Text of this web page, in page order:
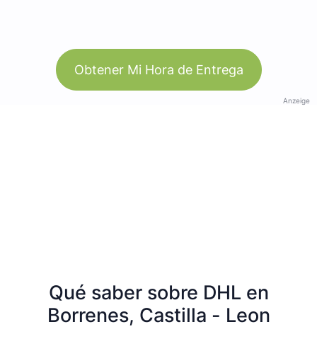
Obtener Mi Hora de Entrega
Anzeige
Qué saber sobre DHL en
Borrenes, Castilla - Leon